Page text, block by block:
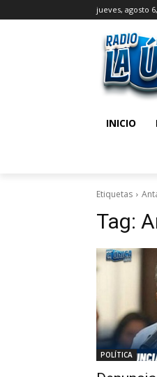
jueves, agosto
INICIO
Etiquetas
Tag:
POLÍTICA